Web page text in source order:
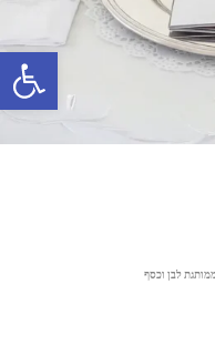
פתח סרגל נגישות
לבן וכסף